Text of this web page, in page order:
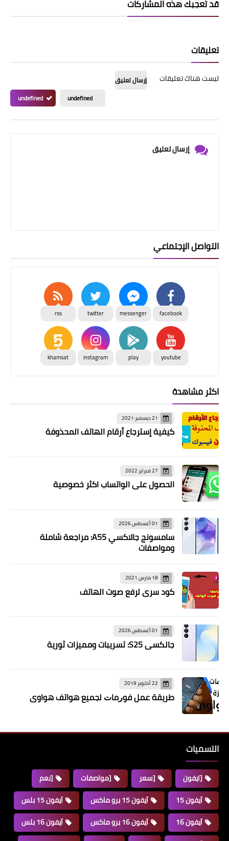
قد تُعجبك هذه المشاركات
تعليقات
ليست هناك تعليقات
إرسال تعليق
undefined
undefined
إرسال تعليق
التواصل الإجتماعي
facebook
messenger
twitter
rss
youtube
play
instagram
khamsat
اكثر مشاهدة
21 ديسمبر 2021
كيفية إسترجاع أرقام الهاتف المحذوفة
27 فبراير 2022
الحصول على الواتساب اكثر خصوصية
01 أغسطس 2026
سامسونج جالاكسي A55: مراجعة شاملة
ومواصفات
18 مارس 2021
كود سري لرفع صوت الهاتف
01 أغسطس 2026
جالكسي S25: تسريبات ومميزات ثورية
22 أكتوبر 2019
ﻃﺮﻳﻘﺔ ﻋﻤﻞ ﻓﻮﺭﻣﺎﺕ ﻟﺠﻤﻴﻊ هواتف هواوي
التسميات
[ايفون [سعر [مواصفات
[نعم
آيفون 15
آيفون 15 برو ماكس
آيفون 15 بلس
آيفون 16
آيفون 16 برو ماكس
آيفون 16 بلس